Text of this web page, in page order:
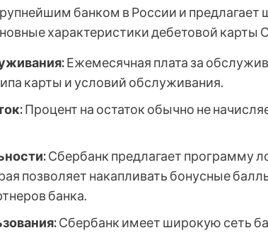
банком в России и
характеристики дебетовой карты
Ежемесячная плата за
карты и условий обслуживания.
Процент на остаток обычно не
Сбербанк предлагает программу
позволяет накапливать бонусные
банка.
Сбербанк имеет широкую сеть